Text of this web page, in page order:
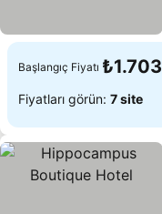
Başlangıç Fiyatı ₺1.703
Fiyatları görün: 7 site